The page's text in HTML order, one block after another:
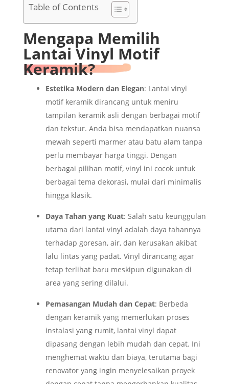
Table of Contents
Mengapa Memilih
Lantai Vinyl Motif
Keramik?
Estetika Modern dan Elegan: Lantai vinyl
motif keramik dirancang untuk meniru
tampilan keramik asli dengan berbagai motif
dan tekstur. Anda bisa mendapatkan nuansa
mewah seperti marmer atau batu alam tanpa
perlu membayar harga tinggi. Dengan
berbagai pilihan motif, vinyl ini cocok untuk
berbagai tema dekorasi, mulai dari minimalis
hingga klasik.
Daya Tahan yang Kuat: Salah satu keunggulan
utama dari lantai vinyl adalah daya tahannya
terhadap goresan, air, dan kerusakan akibat
lalu lintas yang padat. Vinyl dirancang agar
tetap terlihat baru meskipun digunakan di
area yang sering dilalui.
Pemasangan Mudah dan Cepat: Berbeda
dengan keramik yang memerlukan proses
instalasi yang rumit, lantai vinyl dapat
dipasang dengan lebih mudah dan cepat. Ini
menghemat waktu dan biaya, terutama bagi
renovator yang ingin menyelesaikan proyek